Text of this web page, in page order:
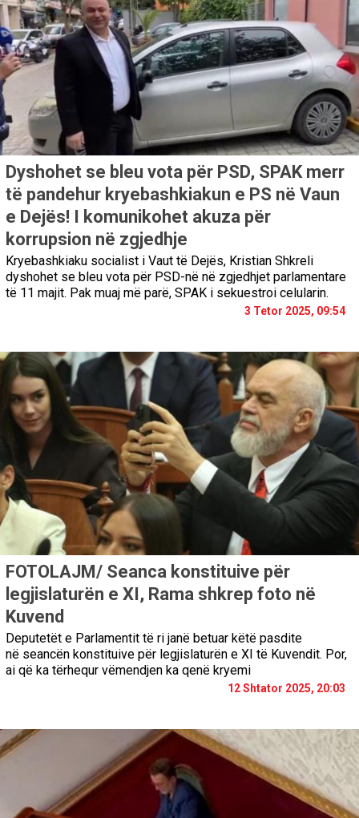
Dyshohet se bleu vota për PSD, SPAK merr
të pandehur kryebashkiakun e PS në Vaun
e Dejës! I komunikohet akuza për
korrupsion në zgjedhje
Kryebashkiaku socialist i Vaut të Dejës, Kristian Shkreli
dyshohet se bleu vota për PSD-në në zgjedhjet parlamentare
të 11 majit. Pak muaj më parë, SPAK i sekuestroi celularin.
3 Tetor 2025, 09:54
FOTOLAJM/ Seanca konstituive për
legjislaturën e XI, Rama shkrep foto në
Kuvend
Deputetët e Parlamentit të ri janë betuar këtë pasdite
në seancën konstituive për legjislaturën e XI të Kuvendit. Por,
ai që ka tërhequr vëmendjen ka qenë kryemi
12 Shtator 2025, 20:03